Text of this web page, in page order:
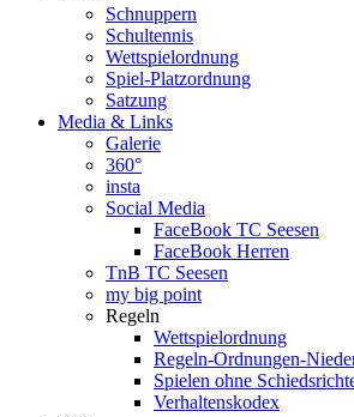
Schnuppern
Schultennis
Wettspielordnung
Spiel-Platzordnung
Satzung
Media & Links
Galerie
360°
insta
Social Media
FaceBook TC Seesen
FaceBook Herren
TnB TC Seesen
my big point
Regeln
Wettspielordnung
Regeln-Ordnungen-
Spielen ohne
Verhaltenskodex